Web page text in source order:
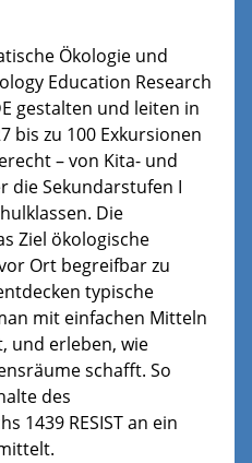
Ökologie und
Education Research
gestalten und leiten in
bis zu 100 Exkursionen
– von Kita- und
die Sekundarstufen I
Die
Ziel ökologische
Ort begreifbar zu
typische
mit einfachen Mitteln
und erleben, wie
schafft. So
des
1439 RESIST an ein